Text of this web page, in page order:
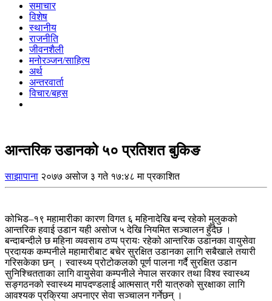
समाचार
विशेष
स्थानीय
राजनीति
जीवनशैली
मनोरञ्जन/साहित्य
अर्थ
अन्तरवार्ता
विचार/बहस
आन्तरिक उडानको ५० प्रतिशत बुकिङ
साझापाना २०७७ असोज ३ गते १७:४८ मा प्रकाशित
कोभिड–१९ महामारीका कारण विगत ६ महिनादेखि बन्द रहेको मुलुकको
आन्तरिक हवाई उडान यही असोज ५ देखि नियमित सञ्चालन हुँदैछ ।
बन्दाबन्दीले छ महिना व्यवसाय ठप्प प्रायः रहेको आन्तरिक उडानका वायुसेवा
प्रदायक कम्पनीले महामारीबाट बचेर सुरक्षित उडानका लागि सबैखाले तयारी
गरिसकेका छन् । स्वास्थ्य प्रोटोकलको पूर्ण पालना गर्दै सुरक्षित उडान
सुनिश्चितताका लागि वायुसेवा कम्पनीले नेपाल सरकार तथा विश्व स्वास्थ्य
सङ्गठनको स्वास्थ्य मापदण्डलाई आत्मसात् गरी यात्रुको सुरक्षाका लागि
आवश्यक प्रक्रिया अपनाएर सेवा सञ्चालन गर्नेछन् ।